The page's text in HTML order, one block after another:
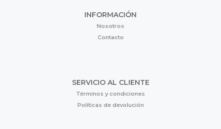
INFORMACIÓN
Nosotros
Contacto
SERVICIO AL CLIENTE
Términos y condiciones
Políticas de devolución